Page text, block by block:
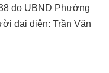
do UBND Phường
đại diện: Trần Văn